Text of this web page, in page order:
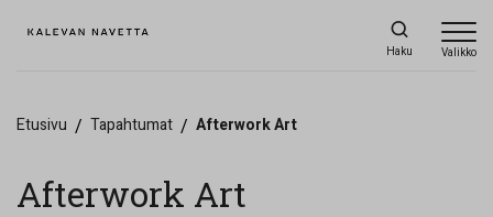
Haku Valikko
Etusivu / Tapahtumat / Afterwork Art
Afterwork Art